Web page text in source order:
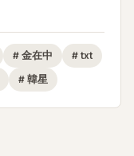
# 金在中 # txt
# 韓星